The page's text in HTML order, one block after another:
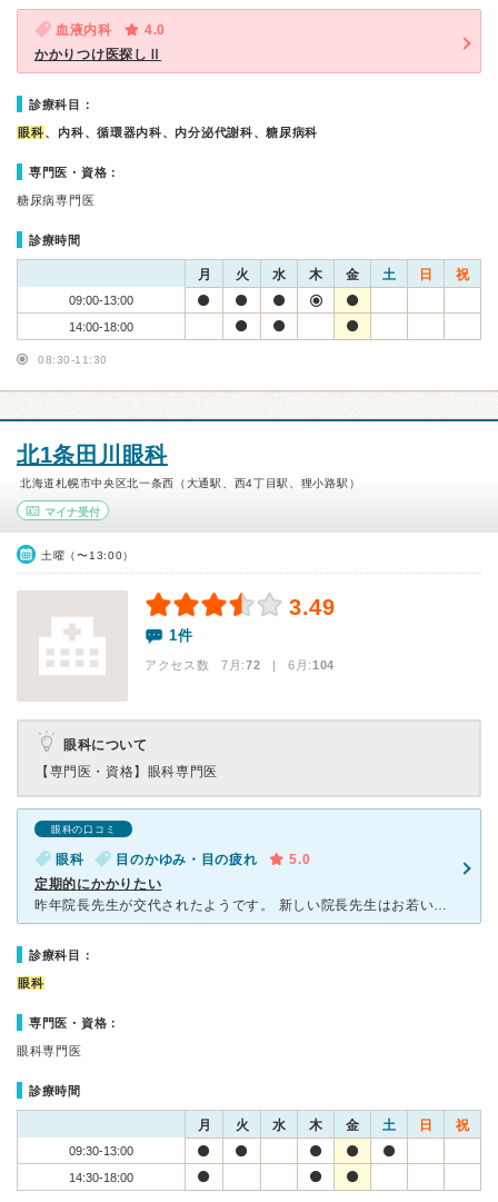
血液内科
4.0
かかりつけ医探しⅡ
診療科目：
眼科、内科、循環器内科、内分泌代謝科、糖尿病科
専門医・資格：
糖尿病専門医
診療時間
月 火 水 木 金 土 日 祝
09:00-13:00
14:00-18:00
08:30-11:30
北1条田川眼科
北海道札幌市中央区北一条西（大通駅、西4丁目駅、狸小路駅）
マイナ受付
土曜（〜13:00）
3.49
1件
アクセス数 7月:72 | 6月:104
眼科について
【専門医・資格】 眼科専門医
眼科の口コミ
眼科 目のかゆみ・目の疲れ
5.0
定期的にかかりたい
昨年院長先生が交代されたようです。 新しい院長先生はお若いようですが、 しっかりと話を聞いてくれ好感が持てます。 受付の女性をはじめ、スタッフの皆さんも 丁寧で和やかな雰囲気が落ち着きます。
診療科目：
眼科
専門医・資格：
眼科専門医
診療時間
月 火 水 木 金 土 日 祝
09:30-13:00
14:30-18:00